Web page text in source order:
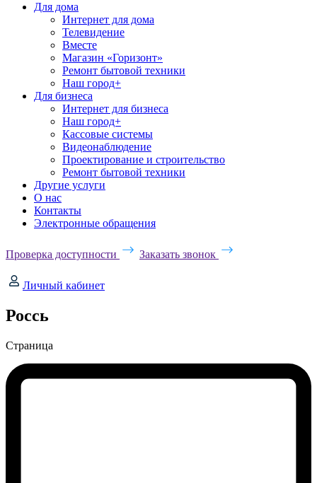
Для дома
Интернет для дома
Телевидение
Вместе
Магазин «Горизонт»
Ремонт бытовой техники
Наш город+
Для бизнеса
Интернет для бизнеса
Наш город+
Кассовые системы
Видеонаблюдение
Проектирование и строительство
Ремонт бытовой техники
Другие услуги
О нас
Контакты
Электронные обращения
Проверка доступности Заказать звонок
Личный кабинет
Россь
Страница